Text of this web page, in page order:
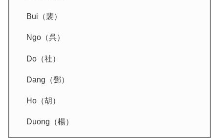
Bui（裴）
Ngo（呉）
Do（社）
Dang（鄧）
Ho（胡）
Duong（楊）